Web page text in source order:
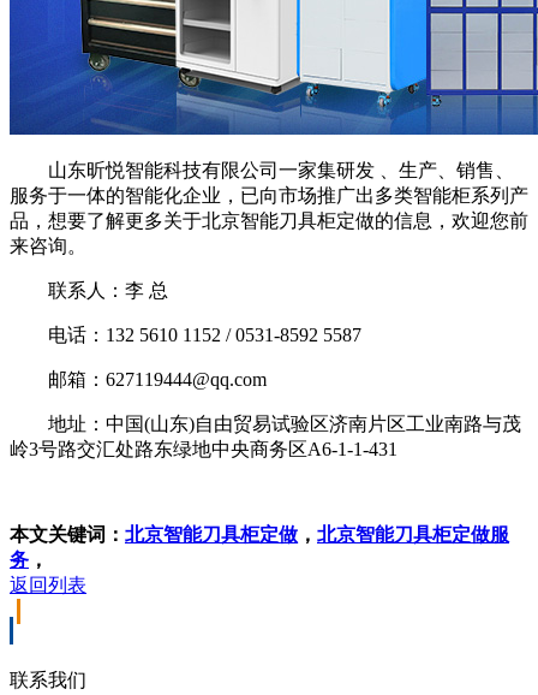
山东昕悦智能科技有限公司一家集研发 、生产、销售、
服务于一体的智能化企业，已向市场推广出多类智能柜系列产
品，想要了解更多关于北京智能刀具柜定做的信息，欢迎您前
来咨询。
联系人：李 总
电话：132 5610 1152 / 0531-8592 5587
邮箱：627119444@qq.com
地址：中国(山东)自由贸易试验区济南片区工业南路与茂
岭3号路交汇处路东绿地中央商务区A6-1-1-431
本文关键词： 北京智能刀具柜定做 ， 北京智能刀具柜定做服
务 ，
返回列表
联系我们